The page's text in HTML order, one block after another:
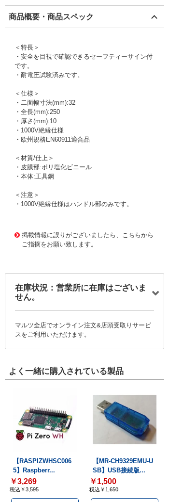
商品概要・商品スペック
＜特長＞
・安全を目視で確認できるセーフティーサイン付
です。
・耐電圧試験済みです。
＜仕様＞
・二面幅寸法(mm):32
・全長(mm):250
・厚さ(mm):10
・1000V絶縁仕様
・欧州規格EN60911適合品
＜材質/仕上＞
・皮膜部:ポリ塩化ビニール
・本体:工具鋼
＜注意＞
・1000V絶縁仕様はハンドル部のみです。
掲載情報に誤りがございましたら、こちらから
ご指摘をお願い致します。
在庫状況：営業所に在庫はございま
せん。
マルツ全店でオンライン注文&店頭受取りサービ
スをご利用いただけます。
よく一緒に購入されている製品
【RASPIZWHSC006
5】Raspberr...
￥3,269
税込￥3,595
【MR-CH9329EMU-U
SB】USB接続版...
￥1,500
税込￥1,650